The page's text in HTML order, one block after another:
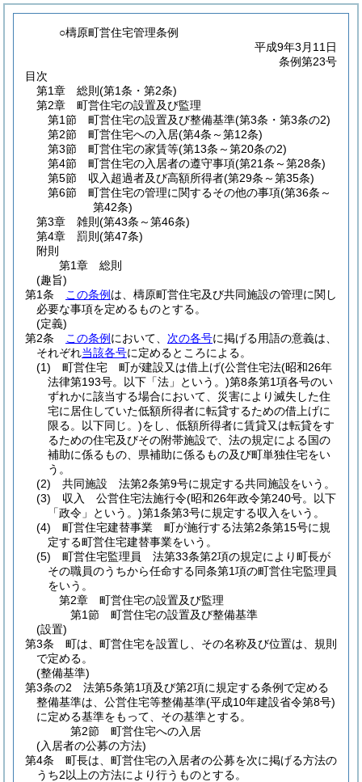
○檮原町営住宅管理条例
平成9年3月11日
条例第23号
目次
第1章
総則 (第1条・第2条)
第2章
町営住宅の設置及び監理
第1節
町営住宅の設置及び整備基準(第3条・第3条の2)
第2節
町営住宅への入居(第4条～第12条)
第3節
町営住宅の家賃等(第13条～第20条の2)
第4節
町営住宅の入居者の遵守事項(第21条～第28条)
第5節
収入超過者及び高額所得者(第29条～第35条)
第6節
町営住宅の管理に関するその他の事項(第36条～
第42条)
第3章
雑則 (第43条～第46条)
第4章
罰則 (第47条)
附則
第1章
総則
(趣旨)
第1条
この条例 は、檮原町営住宅及び共同施設の管理に関し
必要な事項を定めるものとする。
(定義)
第2条
この条例 において、 次の各号に掲げる用語の意義は、
それぞれ当該各号に定めるところによる。
(1)
町営住宅 町が建設又は借上げ(公営住宅法(昭和26年
法律第193号。以下「法」という。)第8条第1項各号のい
ずれかに該当する場合において、災害により滅失した住
宅に居住していた低額所得者に転貸するための借上げに
限る。以下同じ。)をし、低額所得者に賃貸又は転貸をす
るための住宅及びその附帯施設で、法の規定による国の
補助に係るもの、県補助に係るもの及び町単独住宅をい
う。
(2)
共同施設 法第2条第9号に規定する共同施設をいう。
(3)
収入 公営住宅法施行令(昭和26年政令第240号。以下
「政令」という。)第1条第3号に規定する収入をいう。
(4)
町営住宅建替事業 町が施行する法第2条第15号に規
定する町営住宅建替事業をいう。
(5)
町営住宅監理員 法第33条第2項の規定により町長が
その職員のうちから任命する同条第1項の町営住宅監理員
をいう。
第2章
町営住宅の設置及び監理
第1節
町営住宅の設置及び整備基準
(設置)
第3条
町は、町営住宅を設置し、その名称及び位置は、規則
で定める。
(整備基準)
第3条の2
法第5条第1項及び第2項に規定する条例で定める
整備基準は、公営住宅等整備基準(平成10年建設省令第8号)
に定める基準をもって、その基準とする。
第2節
町営住宅への入居
(入居者の公募の方法)
第4条
町長は、町営住宅の入居者の公募を次に掲げる方法の
うち2以上の方法により行うものとする。